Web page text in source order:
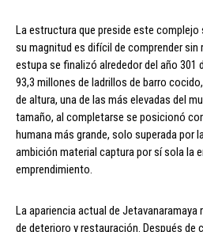
La estructura que preside este complejo
su magnitud es difícil de comprender sin
estupa se finalizó alrededor del año 301
93,3 millones de ladrillos de barro
de altura, una de las más elevadas del
tamaño, al completarse se posicionó
humana más grande, solo superada por
ambición material captura por sí sola la
emprendimiento.
La apariencia actual de
de deterioro y restauración. Después de